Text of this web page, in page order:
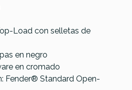
Load con selletas de
en negro
en cromado
Fender® Standard Open-